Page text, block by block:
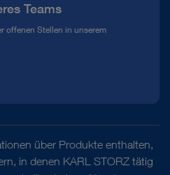
Teams
offenen Stellen in unserem
über Produkte enthalten,
in denen KARL STORZ tätig